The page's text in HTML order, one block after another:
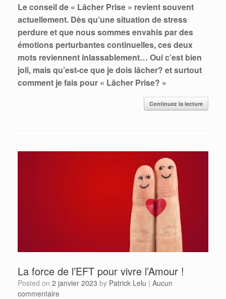
Le conseil de « Lâcher Prise » revient souvent
actuellement. Dès qu’une situation de stress
perdure et que nous sommes envahis par des
émotions perturbantes continuelles, ces deux
mots reviennent inlassablement… Oui c’est bien
joli, mais qu’est-ce que je dois lâcher? et surtout
comment je fais pour « Lâcher Prise? »
Continuez la lecture
La force de l’EFT pour vivre l’Amour !
Posted on 2 janvier 2023 by Patrick Lelu | Aucun
commentaire